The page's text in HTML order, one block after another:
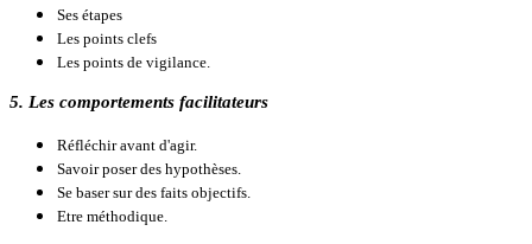
Ses étapes
Les points clefs
Les points de vigilance.
5. Les comportements facilitateurs
Réfléchir avant d'agir.
Savoir poser des hypothèses.
Se baser sur des faits objectifs.
Etre méthodique.